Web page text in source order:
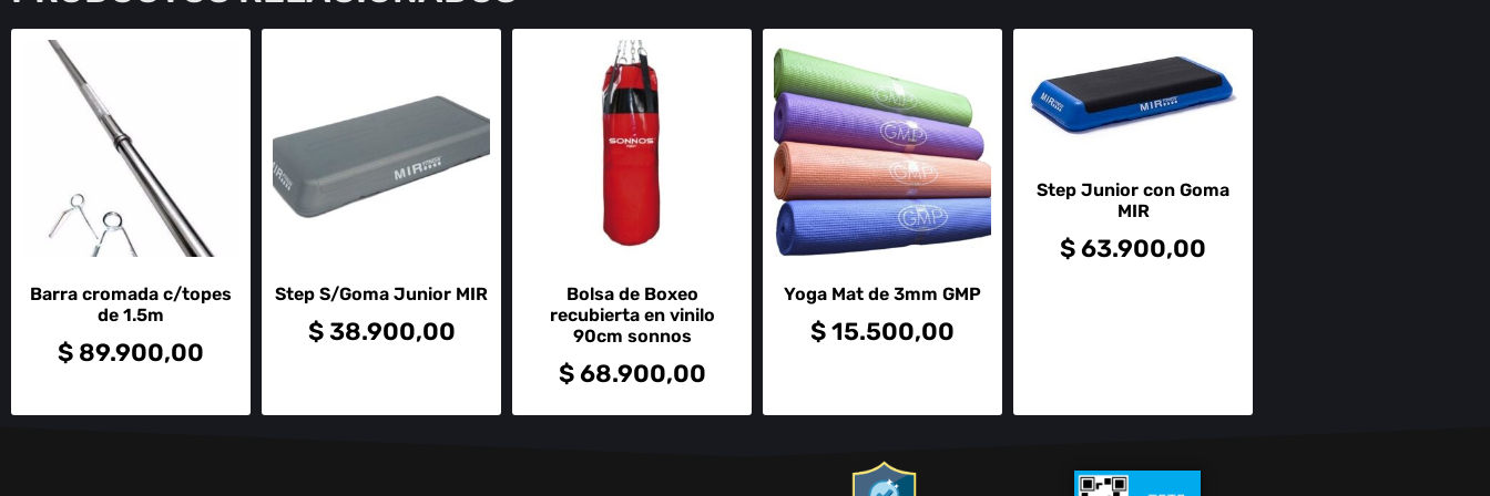
Barra cromada c/topes
de 1.5m
$ 89.900,00
Step S/Goma Junior MIR
$38.900,00
Bolsa de Boxeo
recubierta en vinilo
90cm sonnos
$68.900,00
Yoga Mat de 3mm GMP
$15.500,00
Step Junior con Goma
MIR
$63.900,00